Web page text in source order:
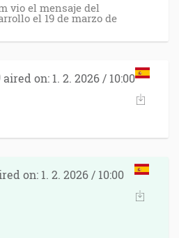
vio el mensaje del
el 19 de marzo de
aired on: 1. 2. 2026 / 10:00
on: 1. 2. 2026 / 10:00